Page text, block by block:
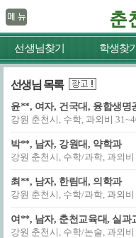
춘
선생님찾기 학생찾기
선생님 목록
윤**, 여자, 건국대, 융합생명
강원 춘천시, 수학, 과외비
박**, 남자, 강원대, 약학과
강원 춘천시, 수학/과학, 과외비
최**, 남자, 한림대, 의학과
강원 춘천시, 수학/과학, 과외비
여**, 남자, 춘천교육대, 실과
강원 춘천시, 수학/논술, 과외비